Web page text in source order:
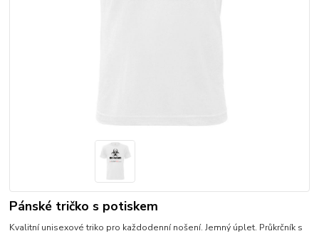
Pánské tričko s potiskem
Kvalitní unisexové triko pro každodenní nošení. Jemný úplet. Průkrčník s